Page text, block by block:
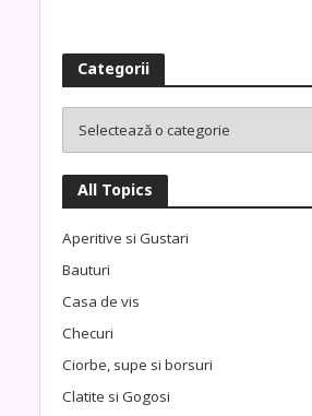
Categorii
All Topics
Aperitive si Gustari
Bauturi
Casa de vis
Checuri
Ciorbe, supe si borsuri
Clatite si Gogosi